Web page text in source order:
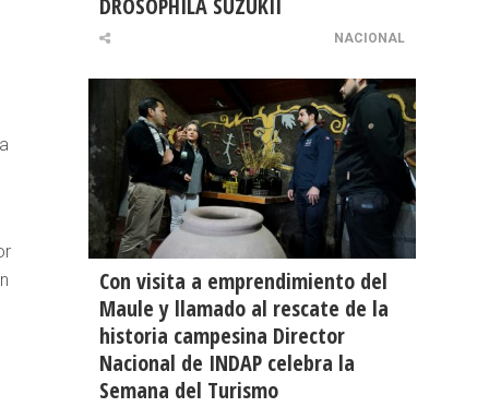
DROSOPHILA SUZUKII
NACIONAL
Con visita a emprendimiento del
Maule y llamado al rescate de la
historia campesina Director
Nacional de INDAP celebra la
Semana del Turismo